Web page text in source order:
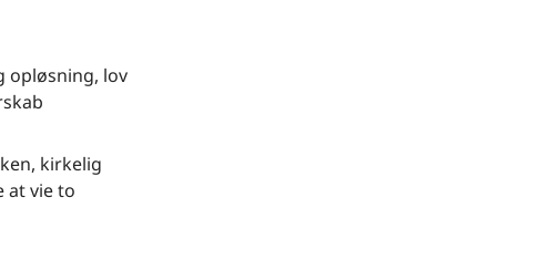
opløsning, lov
kirkelig
at vie to